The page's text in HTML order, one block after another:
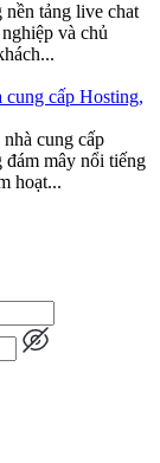
tảng live chat
và chủ
cấp Hosting,
cung cấp
đám mây nổi tiếng
hoạt...